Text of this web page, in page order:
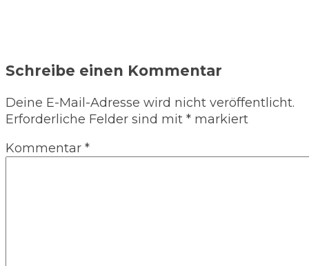
Schreibe einen Kommentar
Deine E-Mail-Adresse wird nicht veröffentlicht.
Erforderliche Felder sind mit * markiert
Kommentar *